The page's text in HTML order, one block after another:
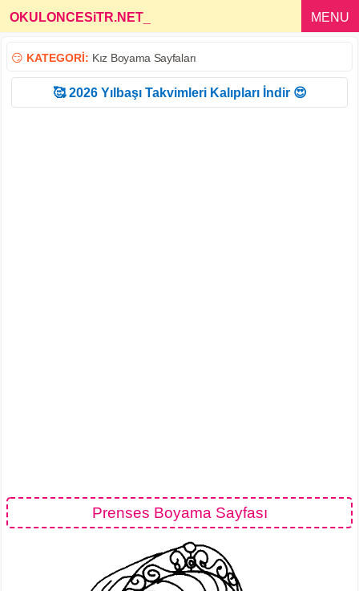
OKULONCESiTR.NET MENU
😏 KATEGORİ: Kız Boyama Sayfaları
🥰 2026 Yılbaşı Takvimleri Kalıpları İndir 😍
Prenses Boyama Sayfası